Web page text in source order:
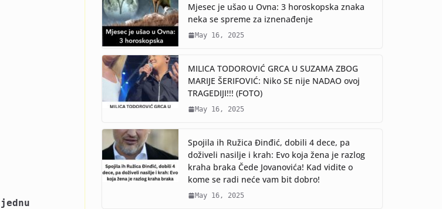
Mjesec je ušao u Ovna: 3 horoskopska znaka
neka se spreme za iznenađenje
May 16, 2025
MILICA TODOROVIĆ GRCA U SUZAMA ZBOG
MARIJE ŠERIFOVIĆ: Niko SE nije NADAO ovoj
TRAGEDIJI!!! (FOTO)
May 16, 2025
Spojila ih Ružica Đinđić, dobili 4 dece, pa
doživeli nasilje i krah: Evo koja žena je razlog
kraha braka Čede Jovanovića! Kad vidite o
kome se radi neće vam bit dobro!
May 16, 2025